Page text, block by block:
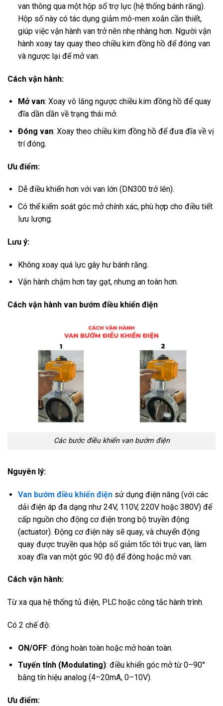
van thông qua một hộp số trợ lực (hệ thống bánh răng).
Hộp số này có tác dụng giảm mô-men xoắn cần thiết,
giúp việc vận hành van trở nên nhẹ nhàng hơn. Người vận
hành xoay tay quay theo chiều kim đồng hồ để đóng van
và ngược lại để mở van.
Cách vận hành:
Mở van: Xoay vô lăng ngược chiều kim đồng hồ để quay
đĩa dần dần về trạng thái mở.
Đóng van: Xoay theo chiều kim đồng hồ để đưa đĩa về vị
trí đóng.
Ưu điểm:
Dễ điều khiển hơn với van lớn (DN300 trở lên).
Có thể kiểm soát góc mở chính xác, phù hợp cho điều tiết
lưu lượng.
Lưu ý:
Không xoay quá lực gây hư bánh răng.
Vận hành chậm hơn tay gạt, nhưng an toàn hơn.
Cách vận hành van bướm điều khiển điện
Các bước điều khiển van bướm điện
Nguyên lý:
Van bướm điều khiển điệnsử dụng điện năng (với các
dải điện áp đa dạng như 24V, 110V, 220V hoặc 380V) để
cấp nguồn cho động cơ điện trong bộ truyền động
(actuator). Động cơ điện này sẽ quay, và chuyển động
quay được truyền qua hộp số giảm tốc tới trục van, làm
xoay đĩa van một góc 90 độ để đóng hoặc mở van.
Cách vận hành:
Từ xa qua hệ thống tủ điện, PLC hoặc công tắc hành trình.
Có 2 chế độ:
ON/OFF: đóng hoàn toàn hoặc mở hoàn toàn.
Tuyến tính (Modulating): điều khiển góc mở từ 0–90°
bằng tín hiệu analog (4–20mA, 0–10V).
Ưu điểm: